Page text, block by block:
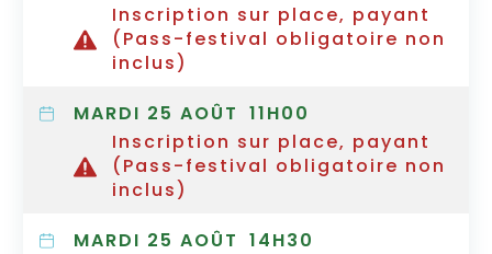
Inscription sur place, payant
(Pass-festival obligatoire non
inclus)
MARDI 25 AOÛT 11H00
Inscription sur place, payant
(Pass-festival obligatoire non
inclus)
MARDI 25 AOÛT 14H30